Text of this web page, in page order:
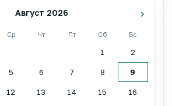
Август 2026 ›
Ср Чт Пт Сб Вс
1 2
5 6 7 8 9
12 13 14 15 16